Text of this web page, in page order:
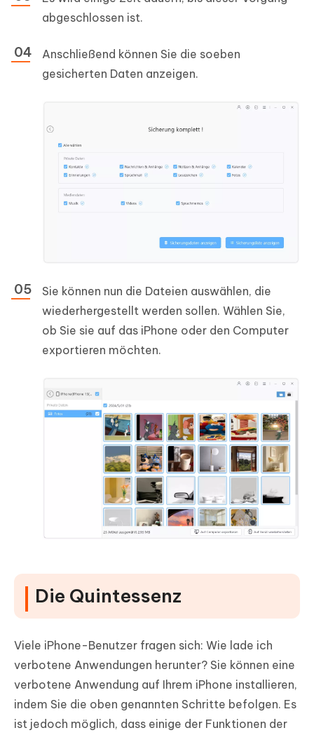
abgeschlossen ist.
Anschließend können Sie die soeben
gesicherten Daten anzeigen.
Sie können nun die Dateien auswählen, die
wiederhergestellt werden sollen. Wählen Sie,
ob Sie sie auf das iPhone oder den Computer
exportieren möchten.
Die Quintessenz
Viele iPhone-Benutzer fragen sich: Wie lade ich
verbotene Anwendungen herunter? Sie können eine
verbotene Anwendung auf Ihrem iPhone installieren,
indem Sie die oben genannten Schritte befolgen. Es
ist jedoch möglich, dass einige der Funktionen der